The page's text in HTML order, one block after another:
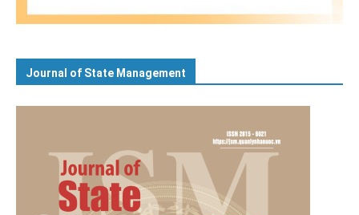
Journal of State Management